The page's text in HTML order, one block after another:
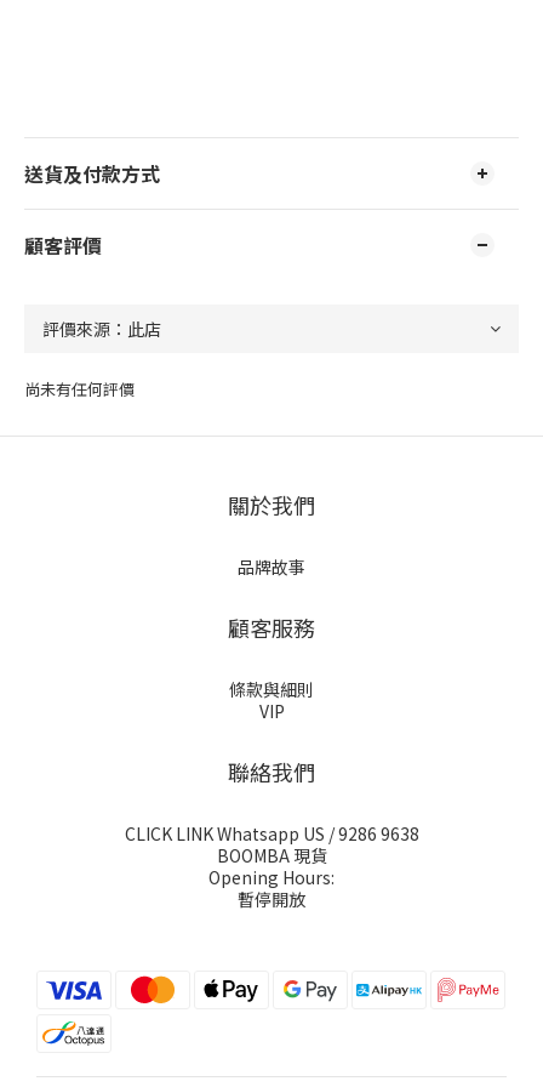
送貨及付款方式
顧客評價
尚未有任何評價
關於我們
品牌故事
顧客服務
條款與細則
VIP
聯絡我們
CLICK LINK Whatsapp US / 9286 9638
BOOMBA 現貨
Opening Hours:
暫停開放